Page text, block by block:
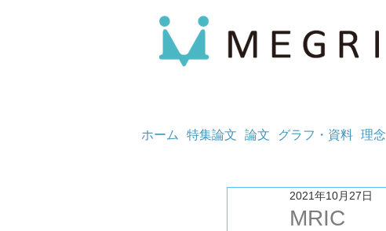
ホーム 特集論文 論文 グラフ・資料 理念
MRIC
2021年10月27日